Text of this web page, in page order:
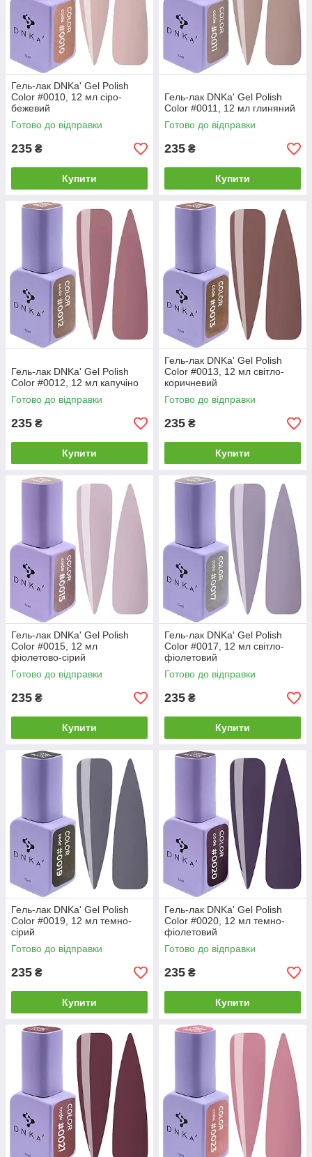
Гель-лак DNKa' Gel Polish
Color #0010, 12 мл сіро-
бежевий
Готово до відправки
235 ₴
Купити
Гель-лак DNKa' Gel Polish
Color #0011, 12 мл глиняний
Готово до відправки
235 ₴
Купити
Гель-лак DNKa' Gel Polish
Color #0012, 12 мл капучіно
Готово до відправки
235 ₴
Купити
Гель-лак DNKa' Gel Polish
Color #0013, 12 мл світло-
коричневий
Готово до відправки
235 ₴
Купити
Гель-лак DNKa' Gel Polish
Color #0015, 12 мл
фіолетово-сірий
Готово до відправки
235 ₴
Купити
Гель-лак DNKa' Gel Polish
Color #0017, 12 мл світло-
фіолетовий
Готово до відправки
235 ₴
Купити
Гель-лак DNKa' Gel Polish
Color #0019, 12 мл темно-
сірий
Готово до відправки
235 ₴
Купити
Гель-лак DNKa' Gel Polish
Color #0020, 12 мл темно-
фіолетовий
Готово до відправки
235 ₴
Купити